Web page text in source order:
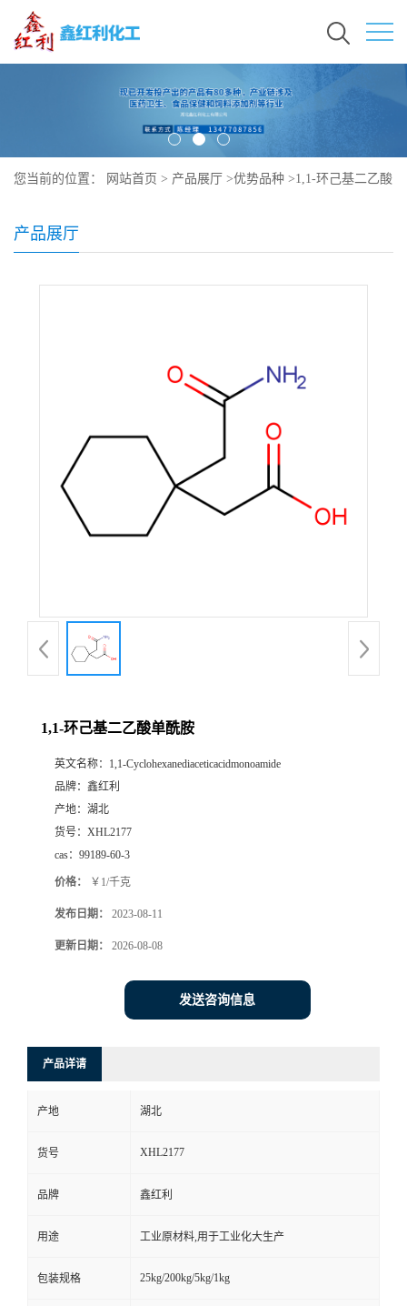
您当前的位置： 网站首页 > 产品展厅 >优势品种 >1,1-环己基二乙酸
产品展厅
1,1-环己基二乙酸单酰胺
英文名称： 1,1-Cyclohexanediaceticacidmonoamide
品牌： 鑫红利
产地： 湖北
货号： XHL2177
cas： 99189-60-3
价格： ￥1/千克
发布日期： 2023-08-11
更新日期： 2026-08-08
发送咨询信息
产品详请
产地 湖北
货号 XHL2177
品牌 鑫红利
用途 工业原材料,用于工业化大生产
包装规格 25kg/200kg/5kg/1kg